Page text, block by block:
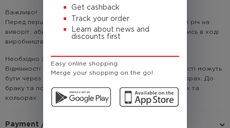
Get cashback
Track your order
Learn about news and
discounts first
Easy online shopping.
Merge your shopping on the go!
Важливо!
Перед першим використанням рекомендовано випрати річ на
виворіт, аби усунути частинки мікрофлісу, що залишились в ході
виробництва.
Необхідно знати!
Відмінності у кольорі товару на зображенні і в реальності можуть
бути через недосконале відтворення графіки на моніторах. До
браку та повернення не належать відмінності у відтінках та
кольорах.
Payment / Delivery